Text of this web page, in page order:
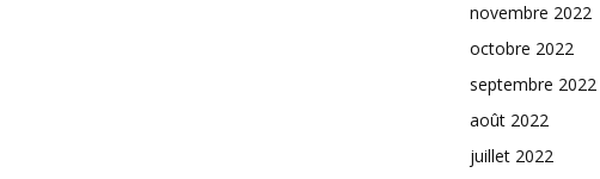
novembre 2022
octobre 2022
septembre 2022
août 2022
juillet 2022